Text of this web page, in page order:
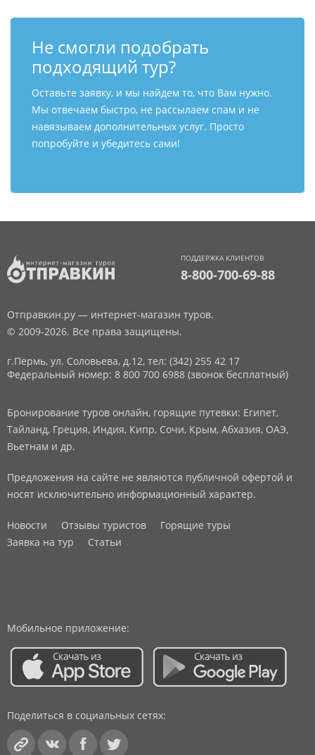
Не смогли подобрать
подходящий тур?
Оставьте заявку, и мы найдем то, что Вам нужно.
Мы отвечаем быстро, не рассылаем спам и не
навязываем дополнительных услуг. Просто
попробуйте и убедитесь сами!
ПОДДЕРЖКА КЛИЕНТОВ
8-800-700-69-88
Отправкин.ру — интернет-магазин туров.
© 2009-2026. Все права защищены.
г.Пермь, ул. Соловьева, д.12, тел: (342) 255 42 17
Федеральный номер: 8 800 700 6988 (звонок бесплатный)
Бронирование туров онлайн, горящие путевки: Египет,
Тайланд, Греция, Индия, Кипр, Сочи, Крым, Абхазия, ОАЭ,
Вьетнам и др.
Предложения на сайте не являются публичной офертой и
носят исключительно информационный характер.
Новости Отзывы туристов
Горящие туры
Заявка на тур
Статьи
Мобильное приложение:
Поделиться в социальных сетях: